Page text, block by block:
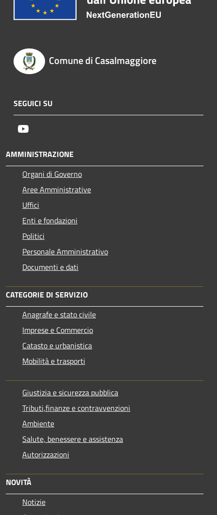
Comune di Casalmaggiore
SEGUICI SU
AMMINISTRAZIONE
Organi di Governo
Aree Amministrative
Uffici
Enti e fondazioni
Politici
Personale Amministrativo
Documenti e dati
CATEGORIE DI SERVIZIO
Anagrafe e stato civile
Imprese e Commercio
Catasto e urbanistica
Mobilità e trasporti
Giustizia e sicurezza pubblica
Tributi,finanze e contravvenzioni
Ambiente
Salute, benessere e assistenza
Autorizzazioni
NOVITÀ
Notizie